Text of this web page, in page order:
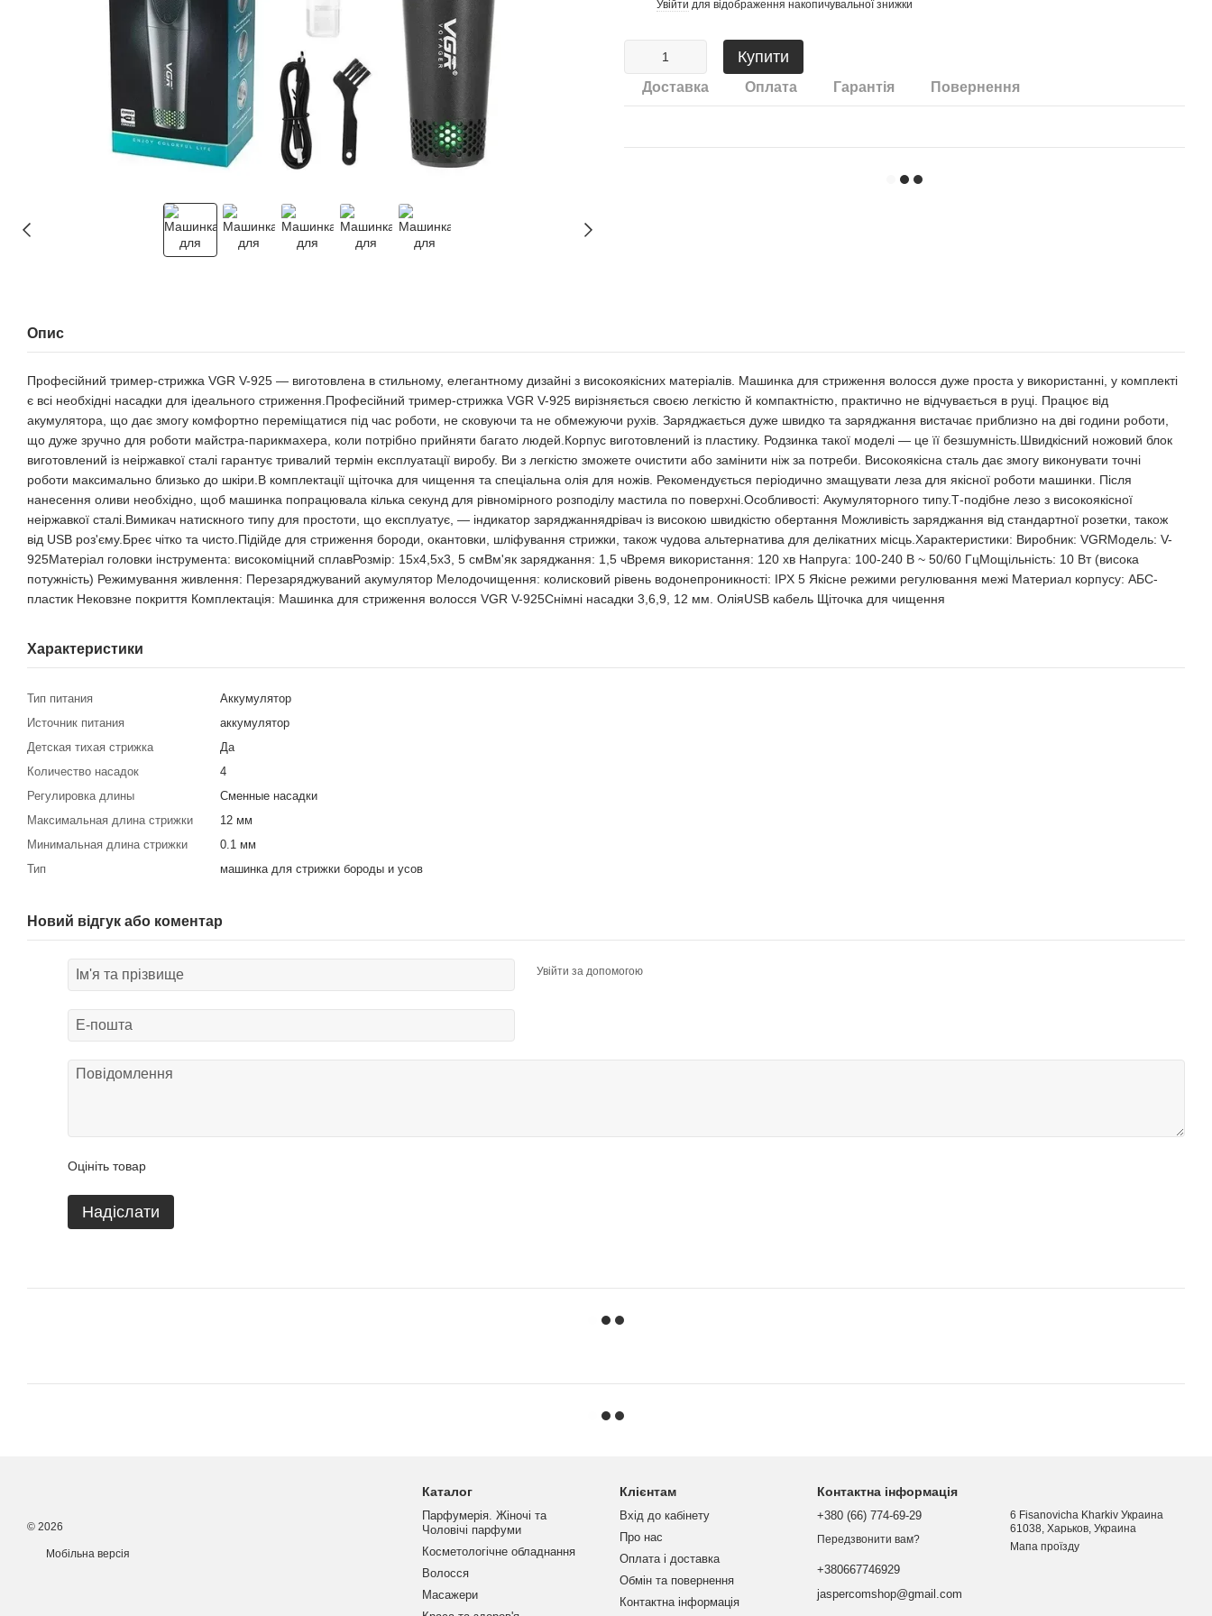
Увійти для відображення накопичувальної знижки
Купити
Доставка Оплата Гарантія Повернення
Опис
Професійний тример-стрижка VGR V-925 — виготовлена в стильному, елегантному дизайні з високоякісних матеріалів. Машинка для стриження волосся дуже проста у використанні, у комплекті
є всі необхідні насадки для ідеального стриження.Професійний тример-стрижка VGR V-925 вирізняється своєю легкістю й компактністю, практично не відчувається в руці. Працює від
акумулятора, що дає змогу комфортно переміщатися під час роботи, не сковуючи та не обмежуючи рухів. Заряджається дуже швидко та заряджання вистачає приблизно на дві години роботи,
що дуже зручно для роботи майстра-парикмахера, коли потрібно прийняти багато людей.Корпус виготовлений із пластику. Родзинка такої моделі — це її безшумність.Швидкісний ножовий блок
виготовлений із неіржавкої сталі гарантує тривалий термін експлуатації виробу. Ви з легкістю зможете очистити або замінити ніж за потреби. Високоякісна сталь дає змогу виконувати точні
роботи максимально близько до шкіри.В комплектації щіточка для чищення та спеціальна олія для ножів. Рекомендується періодично змащувати леза для якісної роботи машинки. Після
нанесення оливи необхідно, щоб машинка попрацювала кілька секунд для рівномірного розподілу мастила по поверхні.Особливості: Акумуляторного типу.Т-подібне лезо з високоякісної
неіржавкої сталі.Вимикач натискного типу для простоти, що експлуатує, — індикатор заряджаннядрівач із високою швидкістю обертання Можливість заряджання від стандартної розетки, також
від USB роз'єму.Бреє чітко та чисто.Підійде для стриження бороди, окантовки, шліфування стрижки, також чудова альтернатива для делікатних місць.Характеристики: Виробник: VGRМодель: V-
925Матеріал головки інструмента: високоміцний сплавРозмір: 15х4,5х3, 5 смВм'як заряджання: 1,5 чВремя використання: 120 хв Напруга: 100-240 В ~ 50/60 ГцМощільність: 10 Вт (висока
потужність) Режимування живлення: Перезаряджуваний акумулятор Мелодочищення: колисковий рівень водонепроникності: IPX 5 Якісне режими регулювання межі Материал корпусу: АБС-
пластик Нековзне покриття Комплектація: Машинка для стриження волосся VGR V-925Снімні насадки 3,6,9, 12 мм. ОліяUSB кабель Щіточка для чищення
Характеристики
Тип питания
Аккумулятор
Источник питания
аккумулятор
Детская тихая стрижка
Да
Количество насадок
4
Регулировка длины
Сменные насадки
Максимальная длина стрижки
12 мм
Минимальная длина стрижки
0.1 мм
Тип
машинка для стрижки бороды и усов
Новий відгук або коментар
Увійти за допомогою
Оцініть товар
Надіслати
© 2026
Мобільна версія
Каталог
Парфумерія. Жіночі та
Чоловічі парфуми
Косметологічне обладнання
Волосся
Масажери
Клієнтам
Вхід до кабінету
Про нас
Оплата і доставка
Обмін та повернення
Контактна інформація
Контактна інформація
+380 (66) 774-69-29
Передзвонити вам?
+380667746929
jaspercomshop@gmail.com
6 Fisanovicha Kharkiv Украина
61038, Харьков, Украина
Мапа проїзду